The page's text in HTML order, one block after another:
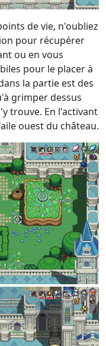
de vie, n'oubliez
pour récupérer
ou en vous
pour le placer à
la partie est des
grimper dessus
trouve. En l'activant
ouest du château.